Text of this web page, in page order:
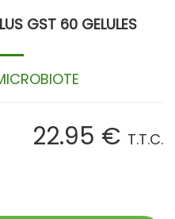
GST 60 GELULES
22.95 € T.T.C.